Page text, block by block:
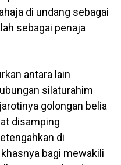
di undang sebagai
sebagai penaja
antara lain
silaturahim
golongan belia
disamping
di
bagi mewakili